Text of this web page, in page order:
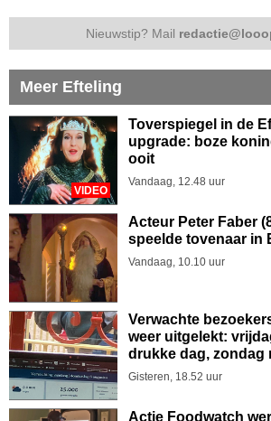
Nieuwstip? Mail
Meer Efteling
VIDEO
Toverspiegel in de
upgrade: boze
ooit
Vandaag, 12.48 uur
Acteur Peter Faber
speelde tovenaar in
Vandaag, 10.10 uur
Verwachte
weer uitgelekt:
drukke dag, zondag
Gisteren, 18.52 uur
Actie Foodwatch